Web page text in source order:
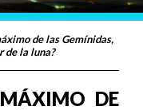
de las Gemínidas,
de la luna?
DE